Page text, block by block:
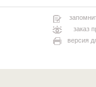
заказ
версия